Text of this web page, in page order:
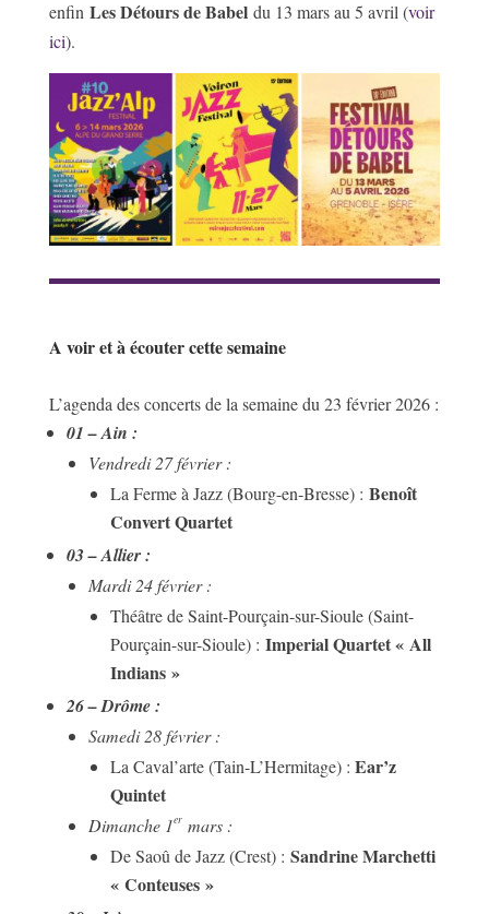
enfin Les Détours de Babeldu 13 mars au 5 avril (voir
ici).
A voir et à écouter cette semaine
L’agenda des concerts de la semaine du 23 février 2026 :
01 – Ain :
Vendredi 27 février :
La Ferme à Jazz (Bourg-en-Bresse) : Benoît
Convert Quartet
03 – Allier :
Mardi 24 février :
Théâtre de Saint-Pourçain-sur-Sioule (Saint-
Pourçain-sur-Sioule) : Imperial Quartet « All
Indians »
26 – Drôme :
Samedi 28 février :
La Caval’arte (Tain-L’Hermitage) : Ear’z
Quintet
Dimanche 1ermars :
De Saoû de Jazz (Crest) : Sandrine Marchetti
« Conteuses »